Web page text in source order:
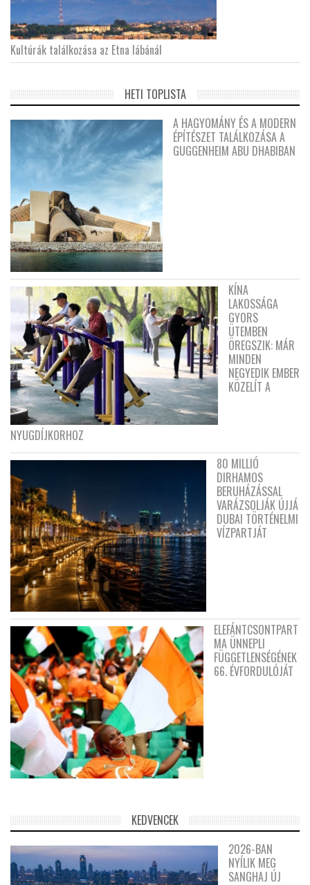
Kultúrák találkozása az Etna lábánál
HETI TOPLISTA
A HAGYOMÁNY ÉS A MODERN
ÉPÍTÉSZET TALÁLKOZÁSA A
GUGGENHEIM ABU DHABIBAN
KÍNA
LAKOSSÁGA
GYORS
ÜTEMBEN
ÖREGSZIK: MÁR
MINDEN
NEGYEDIK EMBER
KÖZELÍT A
NYUGDÍJKORHOZ
80 MILLIÓ
DIRHAMOS
BERUHÁZÁSSAL
VARÁZSOLJÁK ÚJJÁ
DUBAI TÖRTÉNELMI
VÍZPARTJÁT
ELEFÁNTCSONTPART
MA ÜNNEPLI
FÜGGETLENSÉGÉNEK
66. ÉVFORDULÓJÁT
KEDVENCEK
2026-BAN
NYÍLIK MEG
SANGHAJ ÚJ